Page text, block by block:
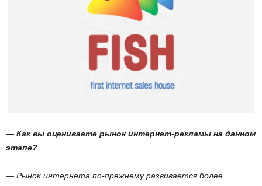
— Как вы оцениваете рынок интернет-рекламы на данном
этапе?
— Рынок интернета по-прежнему развивается более